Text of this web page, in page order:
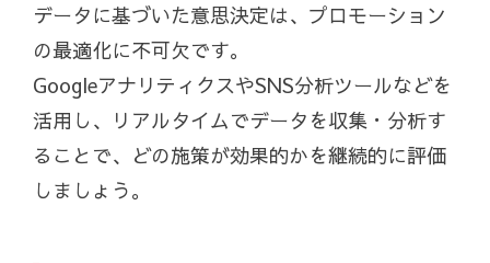
データに基づいた意思決定は、プロモーション
の最適化に不可欠です。
GoogleアナリティクスやSNS分析ツールなどを
活用し、リアルタイムでデータを収集・分析す
ることで、どの施策が効果的かを継続的に評価
しましょう。